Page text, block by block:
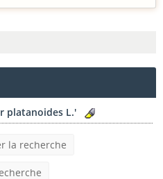
platanoides L.'
la recherche